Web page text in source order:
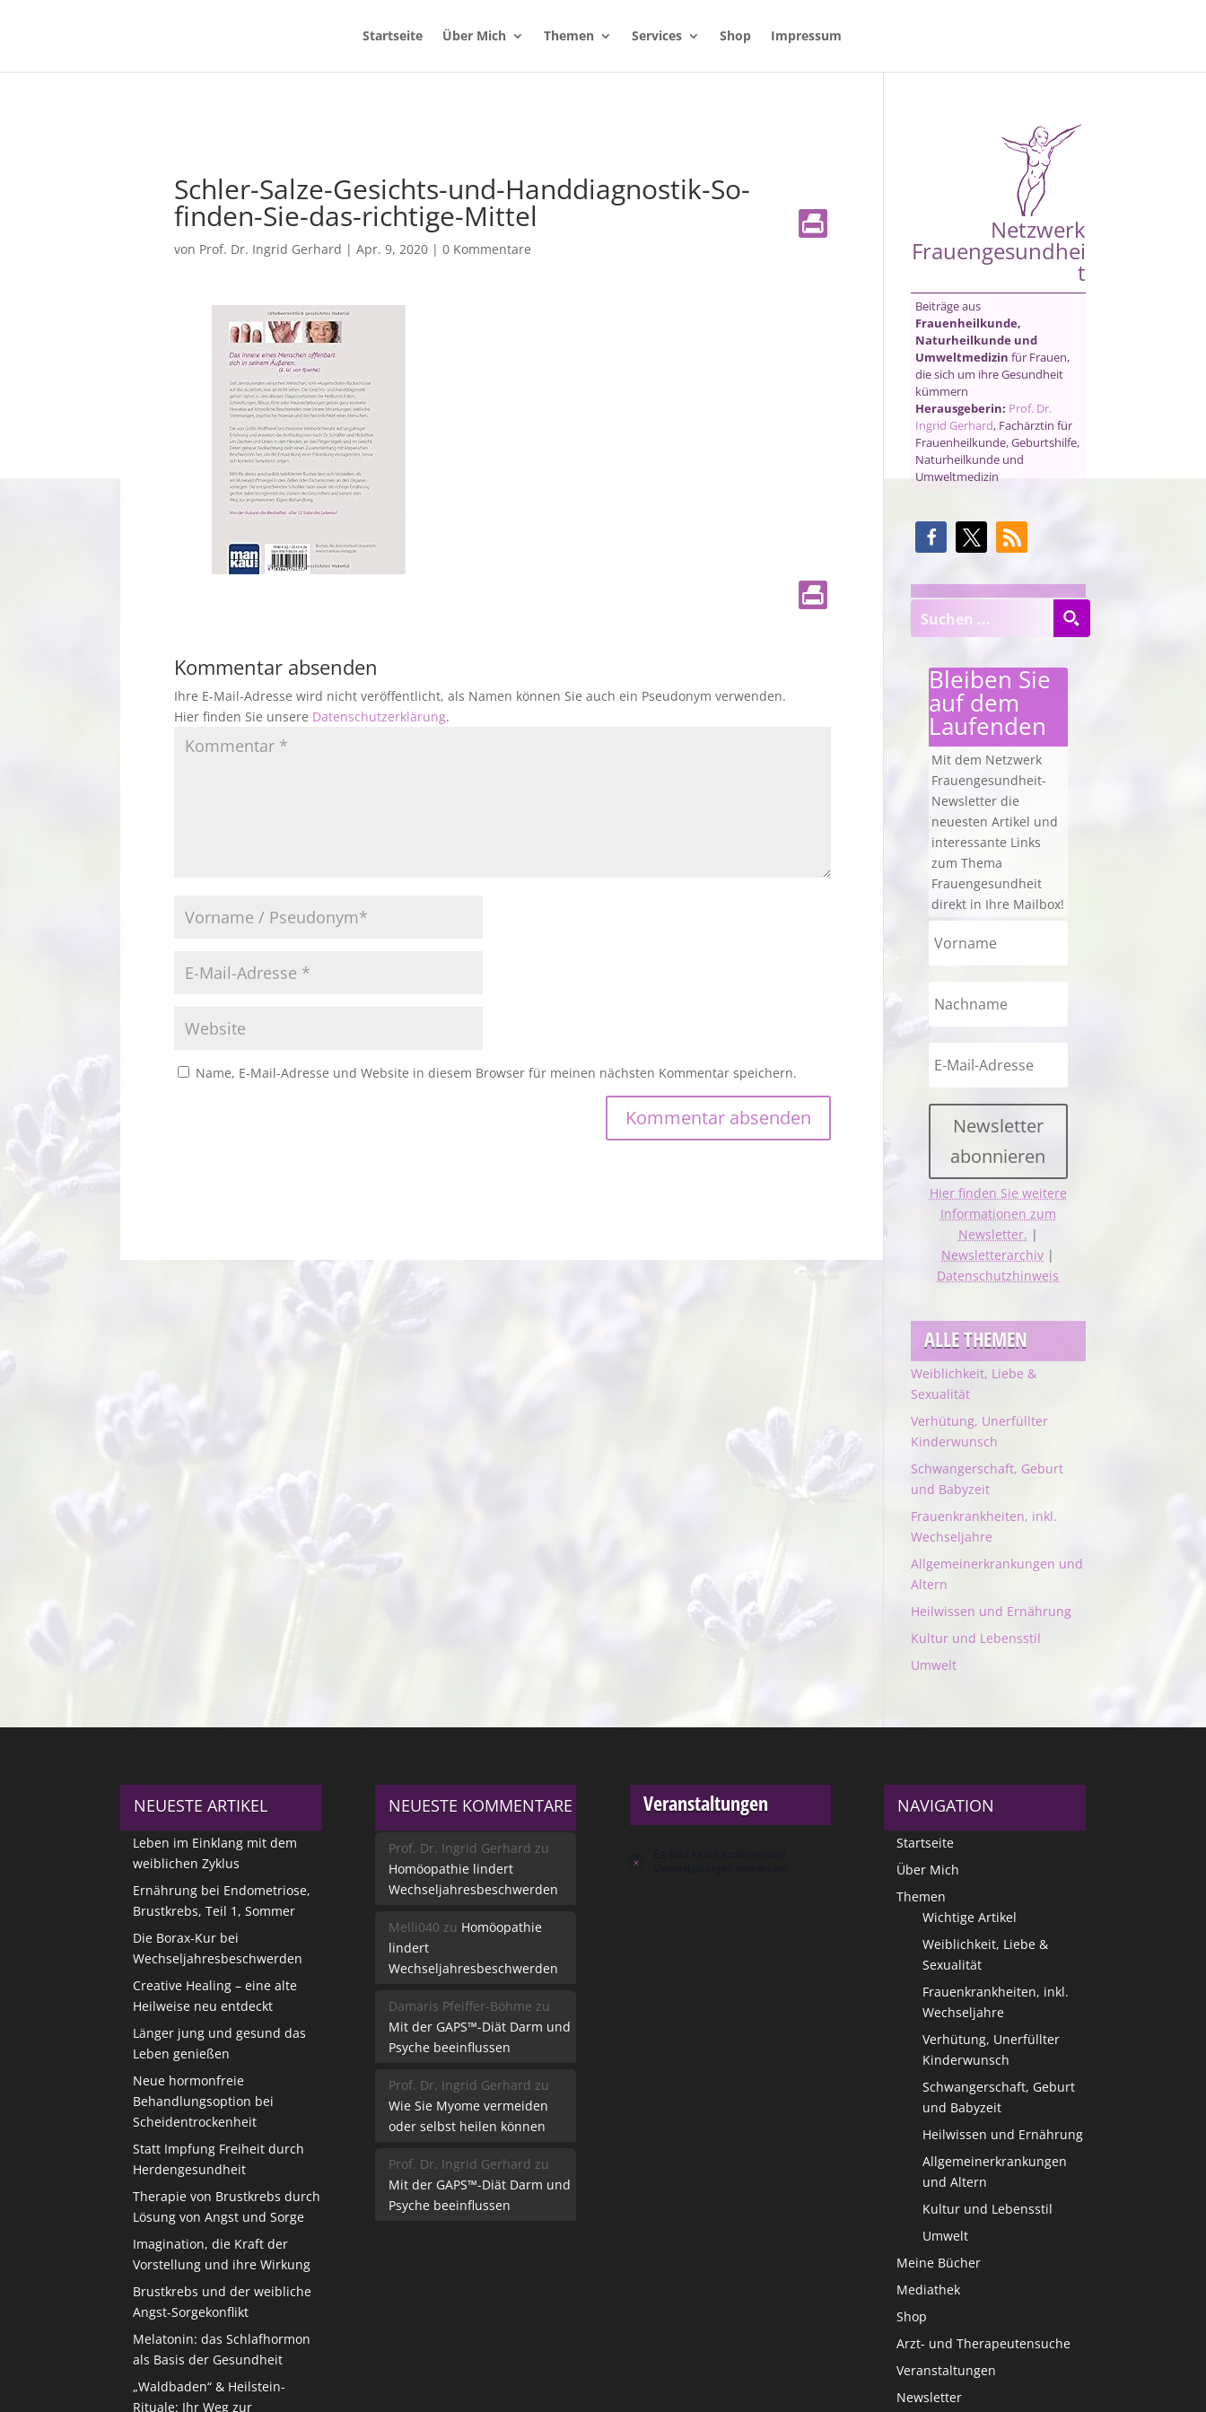
Startseite Über Mich Themen Services Shop Impressum
Schler-Salze-Gesichts-und-Handdiagnostik-So-
finden-Sie-das-richtige-Mittel
von Prof. Dr. Ingrid Gerhard | Apr. 9, 2020| 0 Kommentare
Kommentar absenden
Ihre E-Mail-Adresse wird nicht veröffentlicht, als Namen können Sie auch ein Pseudonym verwenden.
Hier finden Sie unsere Datenschutzerklärung.
Name, E-Mail-Adresse und Website in diesem Browser für meinen nächsten Kommentar speichern.
Netzwerk
Frauengesundhei
t
Beiträge aus
Frauenheilkunde,
Naturheilkunde und
Umweltmedizin für Frauen,
die sich um ihre Gesundheit
kümmern
Herausgeberin: Prof. Dr.
Ingrid Gerhard, Fachärztin für
Frauenheilkunde, Geburtshilfe,
Naturheilkunde und
Umweltmedizin
Bleiben Sie
auf dem
Laufenden
Mit dem Netzwerk
Frauengesundheit-
Newsletter die
neuesten Artikel und
interessante Links
zum Thema
Frauengesundheit
direkt in Ihre Mailbox!
Newsletter
abonnieren
Hier finden Sie weitere
Informationen zum
Newsletter. |
Newsletterarchiv |
Datenschutzhinweis
ALLE THEMEN
Weiblichkeit, Liebe &
Sexualität
Verhütung, Unerfüllter
Kinderwunsch
Schwangerschaft, Geburt
und Babyzeit
Frauenkrankheiten, inkl.
Wechseljahre
Allgemeinerkrankungen und
Altern
Heilwissen und Ernährung
Kultur und Lebensstil
Umwelt
NEUESTE ARTIKEL
Leben im Einklang mit dem
weiblichen Zyklus
Ernährung bei Endometriose,
Brustkrebs, Teil 1, Sommer
Die Borax-Kur bei
Wechseljahresbeschwerden
Creative Healing – eine alte
Heilweise neu entdeckt
Länger jung und gesund das
Leben genießen
Neue hormonfreie
Behandlungsoption bei
Scheidentrockenheit
Statt Impfung Freiheit durch
Herdengesundheit
Therapie von Brustkrebs durch
Lösung von Angst und Sorge
Imagination, die Kraft der
Vorstellung und ihre Wirkung
Brustkrebs und der weibliche
Angst-Sorgekonflikt
Melatonin: das Schlafhormon
als Basis der Gesundheit
„Waldbaden“ & Heilstein-
Rituale: Ihr Weg zur
NEUESTE KOMMENTARE
Prof. Dr. Ingrid Gerhard zu
Homöopathie lindert
Wechseljahresbeschwerden
Melli040 zu Homöopathie
lindert
Wechseljahresbeschwerden
Damaris Pfeiffer-Böhme zu
Mit der GAPS™-Diät Darm und
Psyche beeinflussen
Prof. Dr. Ingrid Gerhard zu
Wie Sie Myome vermeiden
oder selbst heilen können
Prof. Dr. Ingrid Gerhard zu
Mit der GAPS™-Diät Darm und
Psyche beeinflussen
Veranstaltungen
Hinweis
NAVIGATION
Startseite
Über Mich
Themen
Wichtige Artikel
Weiblichkeit, Liebe &
Sexualität
Frauenkrankheiten, inkl.
Wechseljahre
Verhütung, Unerfüllter
Kinderwunsch
Schwangerschaft, Geburt
und Babyzeit
Heilwissen und Ernährung
Allgemeinerkrankungen
und Altern
Kultur und Lebensstil
Umwelt
Meine Bücher
Mediathek
Shop
Arzt- und Therapeutensuche
Veranstaltungen
Newsletter